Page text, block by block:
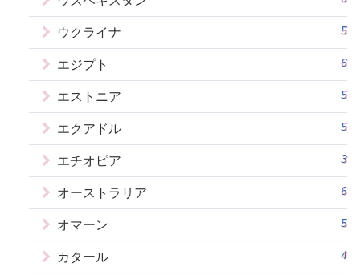
ウクライナ 5
エジプト 6
エストニア 5
エクアドル 5
エチオピア 3
オーストラリア 6
オマーン 5
カタール 4